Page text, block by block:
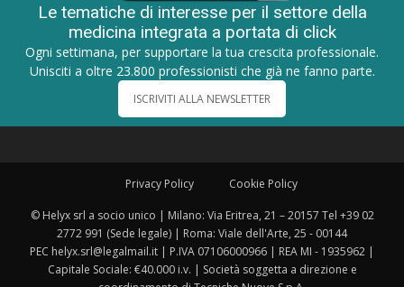
Le tematiche di interesse per il settore della
medicina integrata a portata di click
Ogni settimana, per supportare la tua crescita professionale.
Unisciti a oltre 23.800 professionisti che già ne fanno parte.
ISCRIVITI ALLA NEWSLETTER
Privacy Policy Cookie Policy
© Helyx srl a socio unico | Milano: Via Eritrea, 21 – 20157 Tel +39 02
2772 991 (Sede legale) | Roma: Viale dell'Arte, 25 - 00144
PEC helyx.srl@legalmail.it | P.IVA 07106000966 | REA MI - 1935962 |
Capitale Sociale: €40.000 i.v. | Società soggetta a direzione e